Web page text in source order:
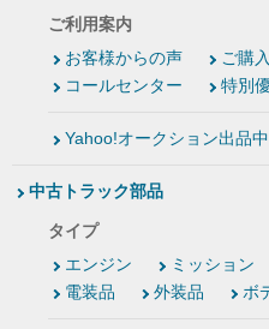
ご利用案内
お客様からの声
ご購
コールセンター
特別
Yahoo!オークション出品中
中古トラック部品
タイプ
エンジン
ミッション
電装品
外装品 ボ